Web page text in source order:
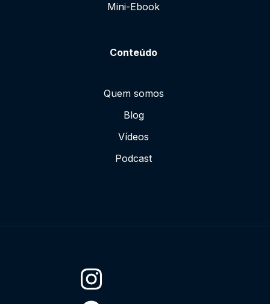
Mini-Ebook
Conteúdo
Quem somos
Blog
Vídeos
Podcast